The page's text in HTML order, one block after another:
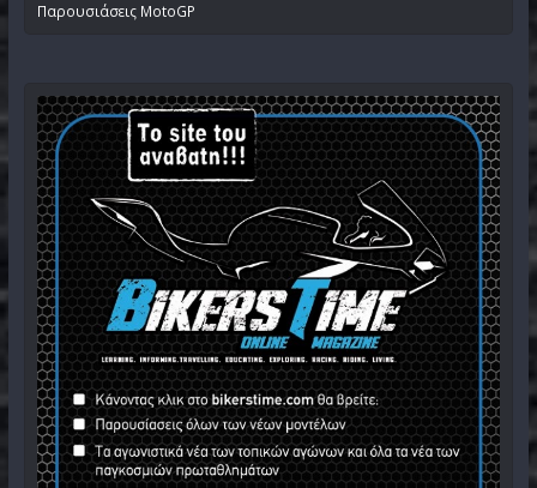
Παρουσιάσεις MotoGP